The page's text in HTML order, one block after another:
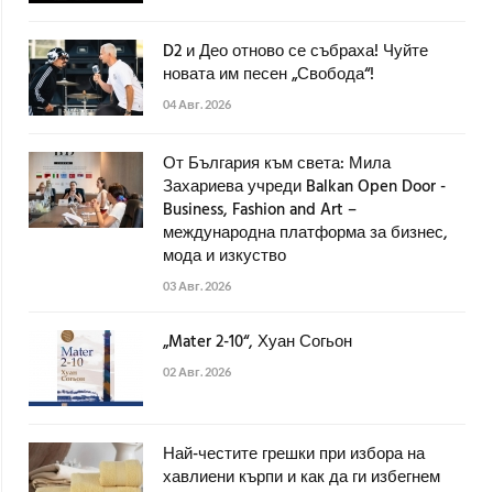
D2 и Део отново се събраха! Чуйте
новата им песен „Свобода“!
04 Авг. 2026
От България към света: Мила
Захариева учреди Balkan Open Door -
Business, Fashion and Art –
международна платформа за бизнес,
мода и изкуство
03 Авг. 2026
„Mater 2-10“, Хуан Согьон
02 Авг. 2026
Най-честите грешки при избора на
хавлиени кърпи и как да ги избегнем